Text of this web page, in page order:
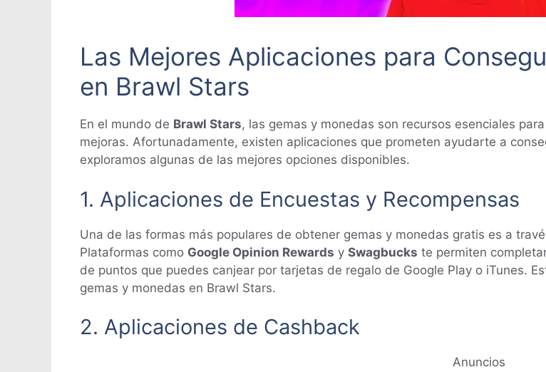
Las Mejores Aplicaciones para
en Brawl Stars
En el mundo de Brawl Stars, las gemas y monedas son recursos esenciales
mejoras. Afortunadamente, existen aplicaciones que prometen ayudarte a
exploramos algunas de las mejores opciones disponibles.
1. Aplicaciones de Encuestas y Recompensas
Una de las formas más populares de obtener gemas y monedas gratis es a
Plataformas como Google Opinion Rewards y Swagbucks te permiten
de puntos que puedes canjear por tarjetas de regalo de Google Play o iTunes.
gemas y monedas en Brawl Stars.
2. Aplicaciones de Cashback
Anuncios